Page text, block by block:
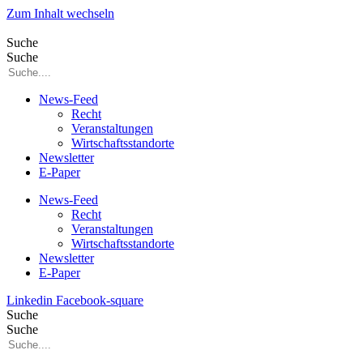
Zum Inhalt wechseln
Suche
Suche
News-Feed
Recht
Veranstaltungen
Wirtschaftsstandorte
Newsletter
E-Paper
News-Feed
Recht
Veranstaltungen
Wirtschaftsstandorte
Newsletter
E-Paper
Linkedin Facebook-square
Suche
Suche